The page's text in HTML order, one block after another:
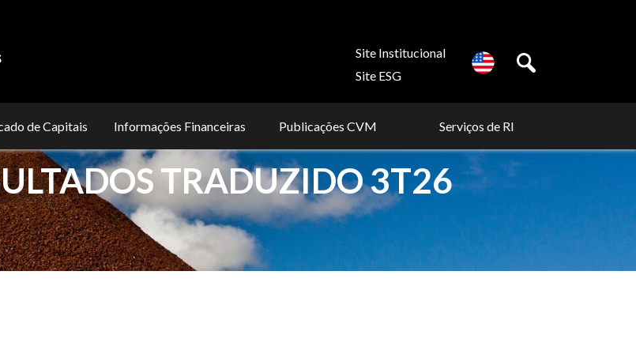
Site Institucional
Site ESG
de Capitais Informações Financeiras Publicações CVM Serviços de RI
TRADUZIDO 3T26